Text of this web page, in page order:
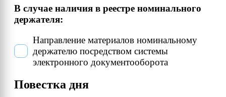
В случае наличия в реестре номинального
держателя:
Направление материалов номинальному
держателю посредством системы
электронного документооборота
Повестка дня